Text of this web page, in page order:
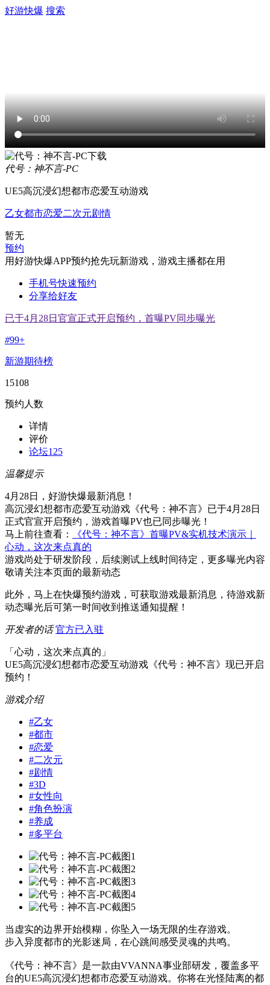
好游快爆 搜索
代号：神不言-PC
UE5高沉浸幻想都市恋爱互动游戏
乙女都市恋爱二次元剧情
暂无
预约
用好游快爆APP预约抢先玩新游戏，游戏主播都在用
手机号快速预约
分享给好友
已于4月28日官宣正式开启预约，首曝PV同步曝光
#99+
新游期待榜
15108
预约人数
详情
评价
论坛125
温馨提示
4月28日，好游快爆最新消息！
高沉浸幻想都市恋爱互动游戏《代号：神不言》已于4月28日
正式官宣开启预约，游戏首曝PV也已同步曝光！
马上前往查看：
《代号：神不言》首曝PV&实机技术演示｜
心动，这次来点真的
游戏尚处于研发阶段，后续测试上线时间待定，更多曝光内容
敬请关注本页面的最新动态
此外，马上在快爆预约游戏，可获取游戏最新消息，待游戏新
动态曝光后可第一时间收到推送通知提醒！
开发者的话 官方已入驻
「心动，这次来点真的」
UE5高沉浸幻想都市恋爱互动游戏《代号：神不言》现已开启
预约！
游戏介绍
#乙女
#都市
#恋爱
#二次元
#剧情
#3D
#女性向
#角色扮演
#养成
#多平台
当虚实的边界开始模糊，你坠入一场无限的生存游戏。
步入异度都市的光影迷局，在心跳间感受灵魂的共鸣。
《代号：神不言》是一款由VVANNA事业部研发，覆盖多平
台的UE5高沉浸幻想都市恋爱互动游戏。你将在光怪陆离的都